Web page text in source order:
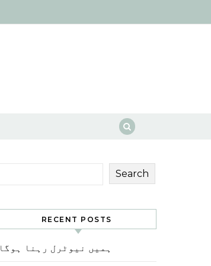
Search
RECENT POSTS
ہمیں نیوٹرل رہنا ہوگا